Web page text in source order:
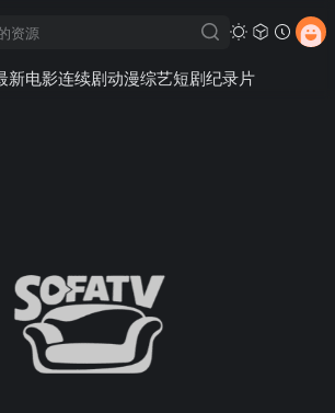
新电影连续剧动漫综艺短剧纪录片